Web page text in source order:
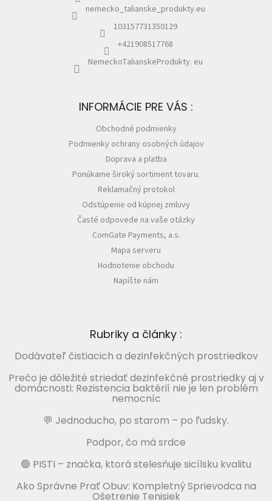
nemecko_talianske_produkty.eu
103157731350129
+421908517768
NemeckoTalianskeProdukty. eu
INFORMÁCIE PRE VÁS :
Obchodné podmienky
Podmienky ochrany osobných údajov
Doprava a platba
Ponúkame široký sortiment tovaru.
Reklamačný protokol
Odstúpenie od kúpnej zmluvy
Časté odpovede na vaše otázky
ComGate Payments, a.s.
Mapa serveru
Hodnotenie obchodu
Napíšte nám
Rubriky a články :
Dodávateľ čistiacich a dezinfekčných prostriedkov
Prečo je dôležité striedať dezinfekčné prostriedky aj v
domácnosti: Rezistencia baktérií nie je len problém
nemocníc
💬 Jednoducho, po starom – po ľudsky.
Podpor, čo má srdce
🟢 PISTI – značka, ktorá stelesňuje sicílsku kvalitu
Ako Správne Prať Obuv: Kompletný Sprievodca na
Ošetrenie Tenisiek